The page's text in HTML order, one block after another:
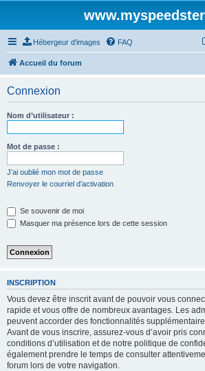
Hébergeur d'images FAQ
Accueil du forum
Connexion
Nom d’utilisateur :
Mot de passe :
J’ai oublié mon mot de passe
Renvoyer le courriel d’activation
Se souvenir de moi
Masquer ma présence lors de cette session
INSCRIPTION
Vous devez être inscrit avant de pouvoir vous
rapide et vous offre de nombreux avantages. Les
peuvent accorder des fonctionnalités
Avant de vous inscrire, assurez-vous d’avoir pris
conditions d’utilisation et de notre politique de
également prendre le temps de consulter
forum lors de votre navigation.